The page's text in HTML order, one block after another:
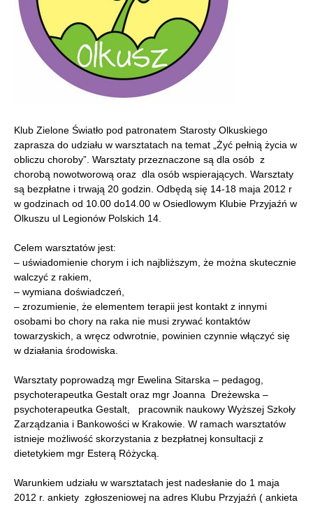
Klub Zielone Światło pod patronatem Starosty Olkuskiego
zaprasza do udziału w warsztatach na temat „Żyć pełnią życia w
obliczu choroby”. Warsztaty przeznaczone są dla osób z
chorobą nowotworową oraz dla osób wspierających. Warsztaty
są bezpłatne i trwają 20 godzin. Odbędą się 14-18 maja 2012 r
w godzinach od 10.00 do14.00 w Osiedlowym Klubie Przyjaźń w
Olkuszu ul Legionów Polskich 14.
Celem warsztatów jest:
– uświadomienie chorym i ich najbliższym, że można skutecznie
walczyć z rakiem,
– wymiana doświadczeń,
– zrozumienie, że elementem terapii jest kontakt z innymi
osobami bo chory na raka nie musi zrywać kontaktów
towarzyskich, a wręcz odwrotnie, powinien czynnie włączyć się
w działania środowiska.
Warsztaty poprowadzą mgr Ewelina Sitarska – pedagog,
psychoterapeutka Gestalt oraz mgr Joanna Dreżewska –
psychoterapeutka Gestalt, pracownik naukowy Wyższej Szkoły
Zarządzania i Bankowości w Krakowie. W ramach warsztatów
istnieje możliwość skorzystania z bezpłatnej konsultacji z
dietetykiem mgr Esterą Różycką.
Warunkiem udziału w warsztatach jest nadesłanie do 1 maja
2012 r. ankiety zgłoszeniowej na adres Klubu Przyjaźń ( ankieta